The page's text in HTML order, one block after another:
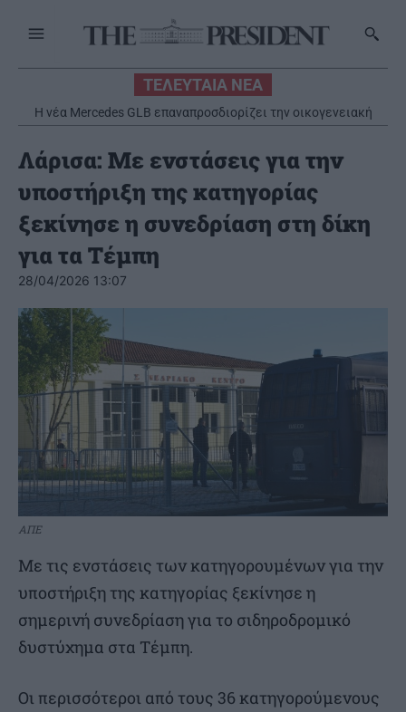
ΤΕΛΕΥΤΑΙΑ ΝΕΑ
Η νέα Mercedes GLB επαναπροσδιορίζει την οικογενειακή
κινητικότητα με έμφαση στην πολυτέλεια και στην
Λάρισα: Με ενστάσεις για την
υποστήριξη της κατηγορίας
ξεκίνησε η συνεδρίαση στη δίκη
για τα Τέμπη
28/04/2026 13:07
ΑΠΕ
Με τις ενστάσεις των κατηγορουμένων για την
υποστήριξη της κατηγορίας ξεκίνησε η
σημερινή συνεδρίαση για το σιδηροδρομικό
δυστύχημα στα Τέμπη.
Οι περισσότεροι από τους 36 κατηγορούμενους